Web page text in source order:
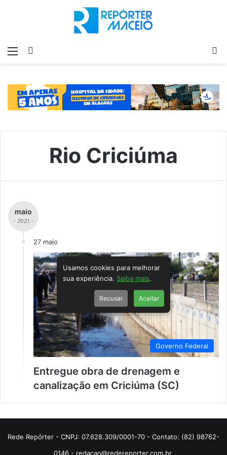
Menu
Rio Criciúma
maio
- 2021 -
27 maio
Governo Federal
Entregue obra de drenagem e
canalização em Criciúma (SC)
Rede Repórter - CNPJ: 07.628.309/0001-70 - Contato: (82) 98762-
0146 - redacao@redereporter.com.br.
Usamos cookies para melhorar
sua experiência. Saiba mais.
Recusar Aceitar